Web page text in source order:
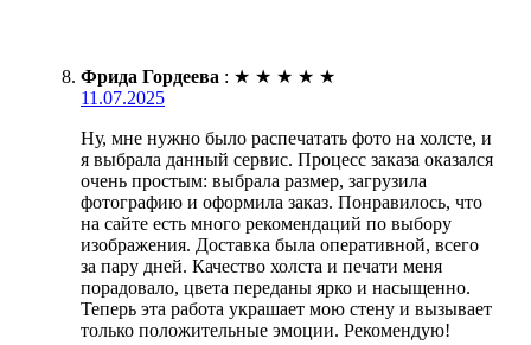
Фрида Гордеева : ★ ★ ★ ★ ★
11.07.2025
Ну, мне нужно было распечатать фото на холсте, и
я выбрала данный сервис. Процесс заказа оказался
очень простым: выбрала размер, загрузила
фотографию и оформила заказ. Понравилось, что
на сайте есть много рекомендаций по выбору
изображения. Доставка была оперативной, всего
за пару дней. Качество холста и печати меня
порадовало, цвета переданы ярко и насыщенно.
Теперь эта работа украшает мою стену и вызывает
только положительные эмоции. Рекомендую!